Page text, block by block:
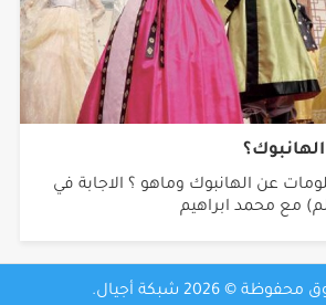
عن الهانبوك وماهو ؟ الاجابة في
مع محمد ابراهيم
© 2026 شبكة أجيال.